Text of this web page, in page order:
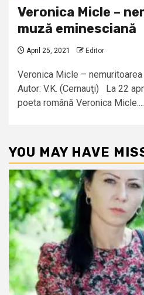
Veronica Micle –
muză eminesciană
April 25, 2021 Editor
Veronica Micle –
Autor: V.K. (Cernauţi) La 22
poeta română Veronica Micle....
YOU MAY HAVE